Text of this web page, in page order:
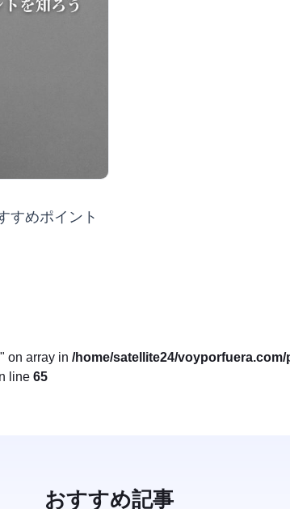
すめポイント
on array in /home/satellite24/
line 65
おすすめ記事